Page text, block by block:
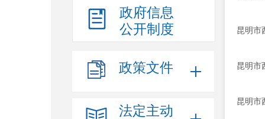
政府信息
公开制度
政策文件
法定主动
昆明市
昆明市
昆明市